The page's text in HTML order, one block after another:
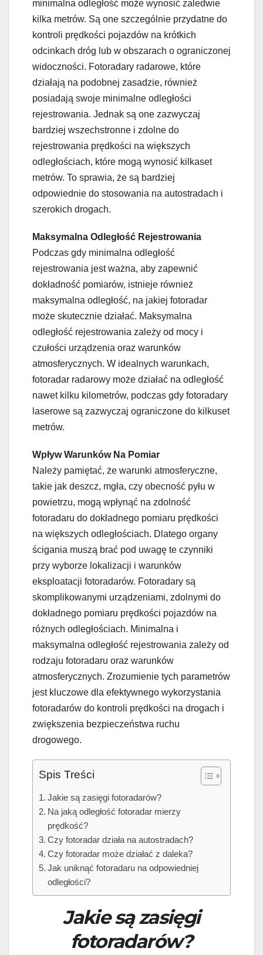
minimalna odległość może wynosić zaledwie
kilka metrów. Są one szczególnie przydatne do
kontroli prędkości pojazdów na krótkich
odcinkach dróg lub w obszarach o ograniczonej
widoczności. Fotoradary radarowe, które
działają na podobnej zasadzie, również
posiadają swoje minimalne odległości
rejestrowania. Jednak są one zazwyczaj
bardziej wszechstronne i zdolne do
rejestrowania prędkości na większych
odległościach, które mogą wynosić kilkaset
metrów. To sprawia, że są bardziej
odpowiednie do stosowania na autostradach i
szerokich drogach.
Maksymalna Odległość Rejestrowania
Podczas gdy minimalna odległość
rejestrowania jest ważna, aby zapewnić
dokładność pomiarów, istnieje również
maksymalna odległość, na jakiej fotoradar
może skutecznie działać. Maksymalna
odległość rejestrowania zależy od mocy i
czułości urządzenia oraz warunków
atmosferycznych. W idealnych warunkach,
fotoradar radarowy może działać na odległość
nawet kilku kilometrów, podczas gdy fotoradary
laserowe są zazwyczaj ograniczone do kilkuset
metrów.
Wpływ Warunków Na Pomiar
Należy pamiętać, że warunki atmosferyczne,
takie jak deszcz, mgła, czy obecność pyłu w
powietrzu, mogą wpłynąć na zdolność
fotoradaru do dokładnego pomiaru prędkości
na większych odległościach. Dlatego organy
ścigania muszą brać pod uwagę te czynniki
przy wyborze lokalizacji i warunków
eksploatacji fotoradarów. Fotoradary są
skomplikowanymi urządzeniami, zdolnymi do
dokładnego pomiaru prędkości pojazdów na
różnych odległościach. Minimalna i
maksymalna odległość rejestrowania zależy od
rodzaju fotoradaru oraz warunków
atmosferycznych. Zrozumienie tych parametrów
jest kluczowe dla efektywnego wykorzystania
fotoradarów do kontroli prędkości na drogach i
zwiększenia bezpieczeństwa ruchu
drogowego.
Spis Treści
Jakie są zasięgi fotoradarów?
Na jaką odległość fotoradar mierzy
prędkość?
Czy fotoradar działa na autostradach?
Czy fotoradar może działać z daleka?
Jak uniknąć fotoradaru na odpowiedniej
odległości?
Jakie są zasięgi
fotoradarów?